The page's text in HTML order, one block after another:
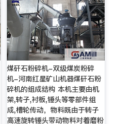
煤矸石粉碎机-双级煤炭粉碎
机-河南红星矿山机器煤矸石粉
碎机的组成结构 本机主要由机
架,转子,衬板,锤头等零部件组
成,槽轮传动，物料既由于转子
高速旋转锤头带动物料对着磨粉